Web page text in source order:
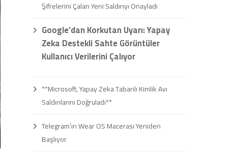
Şifrelerini Çalan Yeni Saldırıyı Onayladı
Google’dan Korkutan Uyarı: Yapay
Zeka Destekli Sahte Görüntüler
Kullanıcı Verilerini Çalıyor
**Microsoft, Yapay Zeka Tabanlı Kimlik Avı
Saldırılarını Doğruladı**
Telegram’ın Wear OS Macerası Yeniden
Başlıyor